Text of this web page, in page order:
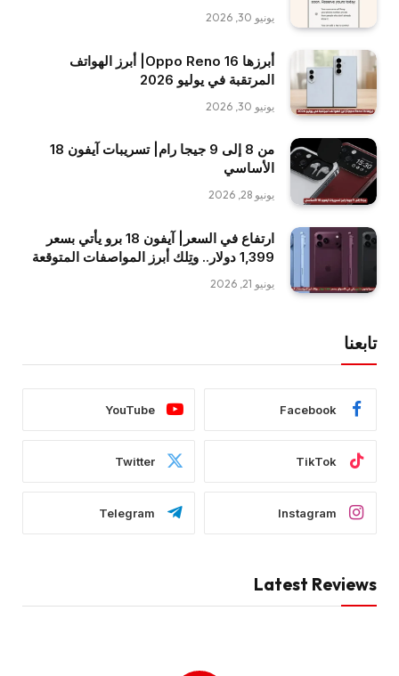
يونيو 30, 2026
أبرزها Oppo Reno 16| أبرز الهواتف
المرتقبة في يوليو 2026
يونيو 30, 2026
من 8 إلى 9 جيجا رام| تسريبات آيفون 18
الأساسي
يونيو 28, 2026
ارتفاع في السعر| آيفون 18 برو يأتي بسعر
1,399 دولار.. وتِلك أبرز المواصفات المتوقعة
يونيو 21, 2026
تابعنا
Facebook
YouTube
TikTok
Twitter
Instagram
Telegram
Latest Reviews